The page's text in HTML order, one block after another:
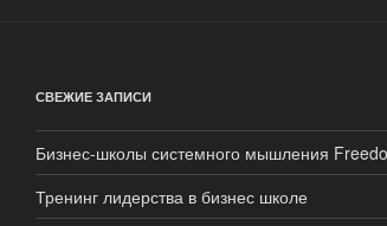
СВЕЖИЕ ЗАПИСИ
Бизнес-школы системного мышления
Тренинг лидерства в бизнес школе